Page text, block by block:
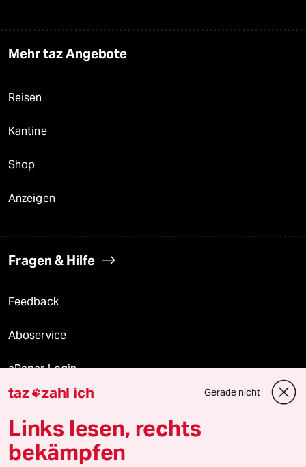
Mehr taz Angebote
Reisen
Kantine
Shop
Anzeigen
Fragen & Hilfe
Feedback
Aboservice
ePaper Login
Downloads für Abonnierende
taz zahl ich Gerade nicht
Links lesen, rechts
bekämpfen